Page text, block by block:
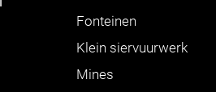
Fonteinen
Klein siervuurwerk
Mines